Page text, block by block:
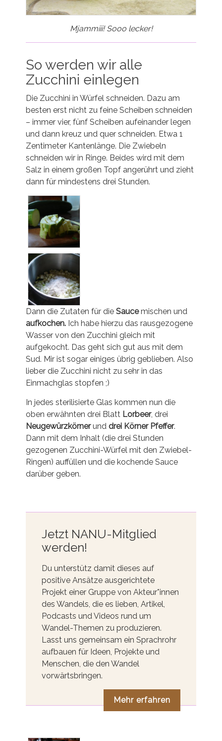
Mjammiii! Sooo lecker!
So werden wir alle
Zucchini einlegen
Die Zucchini in Würfel schneiden. Dazu am
besten erst nicht zu feine Scheiben schneiden
– immer vier, fünf Scheiben aufeinander legen
und dann kreuz und quer schneiden. Etwa 1
Zentimeter Kantenlänge. Die Zwiebeln
schneiden wir in Ringe. Beides wird mit dem
Salz in einem großen Topf angerührt und zieht
dann für mindestens drei Stunden.
Dann die Zutaten für dieSaucemischen und
aufkochen. Ich habe hierzu das rausgezogene
Wasser von den Zucchini gleich mit
aufgekocht. Das geht sich gut aus mit dem
Sud. Mir ist sogar einiges übrig geblieben. Also
lieber die Zucchini nicht zu sehr in das
Einmachglas stopfen ;)
In jedes sterilisierte Glas kommen nun die
oben erwähnten drei Blatt Lorbeer, drei
Neugewürzkörnerund drei Körner Pfeffer.
Dann mit dem Inhalt (die drei Stunden
gezogenen Zucchini-Würfel mit den Zwiebel-
Ringen) auffüllen und die kochende Sauce
darüber geben.
Jetzt NANU-Mitglied
werden!
Du unterstütz damit dieses auf
positive Ansätze ausgerichtete
Projekt einer Gruppe von Akteur*innen
des Wandels, die es lieben, Artikel,
Podcasts und Videos rund um
Wandel-Themen zu produzieren.
Lasst uns gemeinsam ein Sprachrohr
aufbauen für Ideen, Projekte und
Menschen, die den Wandel
vorwärtsbringen.
Mehr erfahren